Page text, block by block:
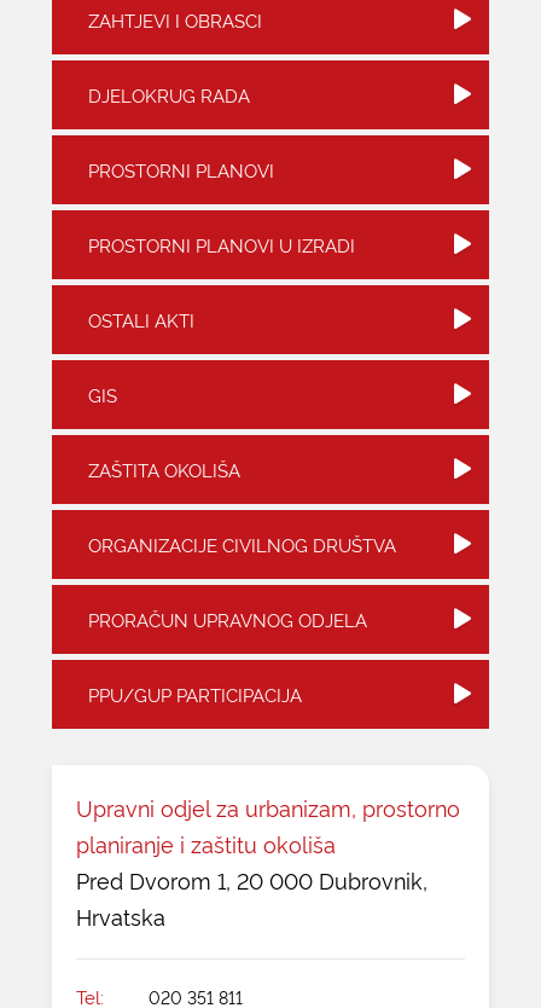
KONTAKTI
ZAHTJEVI I OBRASCI
DJELOKRUG RADA
PROSTORNI PLANOVI
PROSTORNI PLANOVI U IZRADI
OSTALI AKTI
GIS
ZAŠTITA OKOLIŠA
ORGANIZACIJE CIVILNOG DRUŠTVA
PRORAČUN UPRAVNOG ODJELA
PPU/GUP PARTICIPACIJA
Upravni odjel za urbanizam, prostorno
planiranje i zaštitu okoliša
Pred Dvorom 1, 20 000 Dubrovnik,
Hrvatska
Tel: 020 351 811